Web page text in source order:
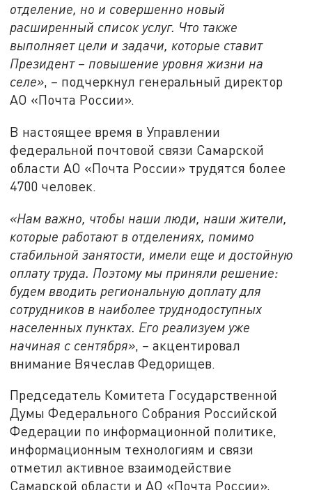
отделение, но и совершенно новый
расширенный список услуг. Что также
выполняет цели и задачи, которые ставит
Президент – повышение уровня жизни на
селе», – подчеркнул генеральный директор
АО «Почта России».
В настоящее время в Управлении
федеральной почтовой связи Самарской
области АО «Почта России» трудятся более
4700 человек.
«Нам важно, чтобы наши люди, наши жители,
которые работают в отделениях, помимо
стабильной занятости, имели еще и достойную
оплату труда. Поэтому мы приняли решение:
будем вводить региональную доплату для
сотрудников в наиболее труднодоступных
населенных пунктах. Его реализуем уже
начиная с сентября», – акцентировал
внимание Вячеслав Федорищев.
Председатель Комитета Государственной
Думы Федерального Собрания Российской
Федерации по информационной политике,
информационным технологиям и связи
отметил активное взаимодействие
Самарской области и АО «Почта России»,